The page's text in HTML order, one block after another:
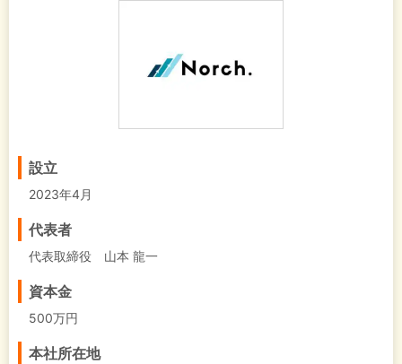
設立
2023年4月
代表者
代表取締役 山本 龍一
資本金
500万円
本社所在地